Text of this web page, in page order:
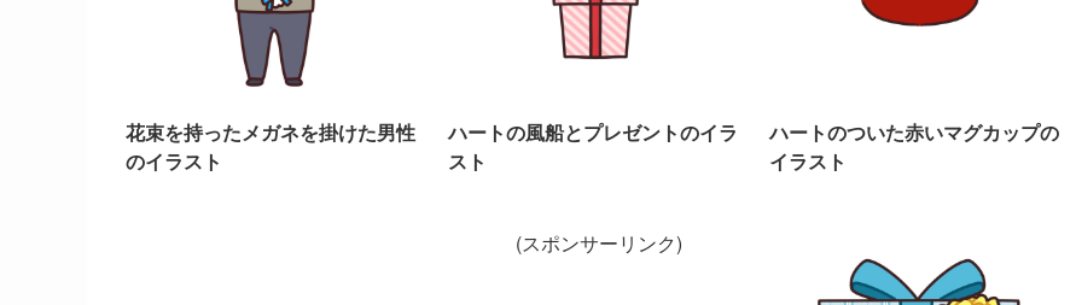
花束を持ったメガネを掛けた男性
のイラスト
ハートの風船とプレゼントのイラ
スト
ハートのついた赤いマグカップの
イラスト
(スポンサーリンク)